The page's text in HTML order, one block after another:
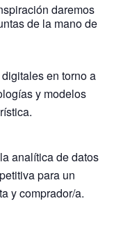
daremos
de la mano de
en torno a
y modelos
analítica de datos
para un
y comprador/a.